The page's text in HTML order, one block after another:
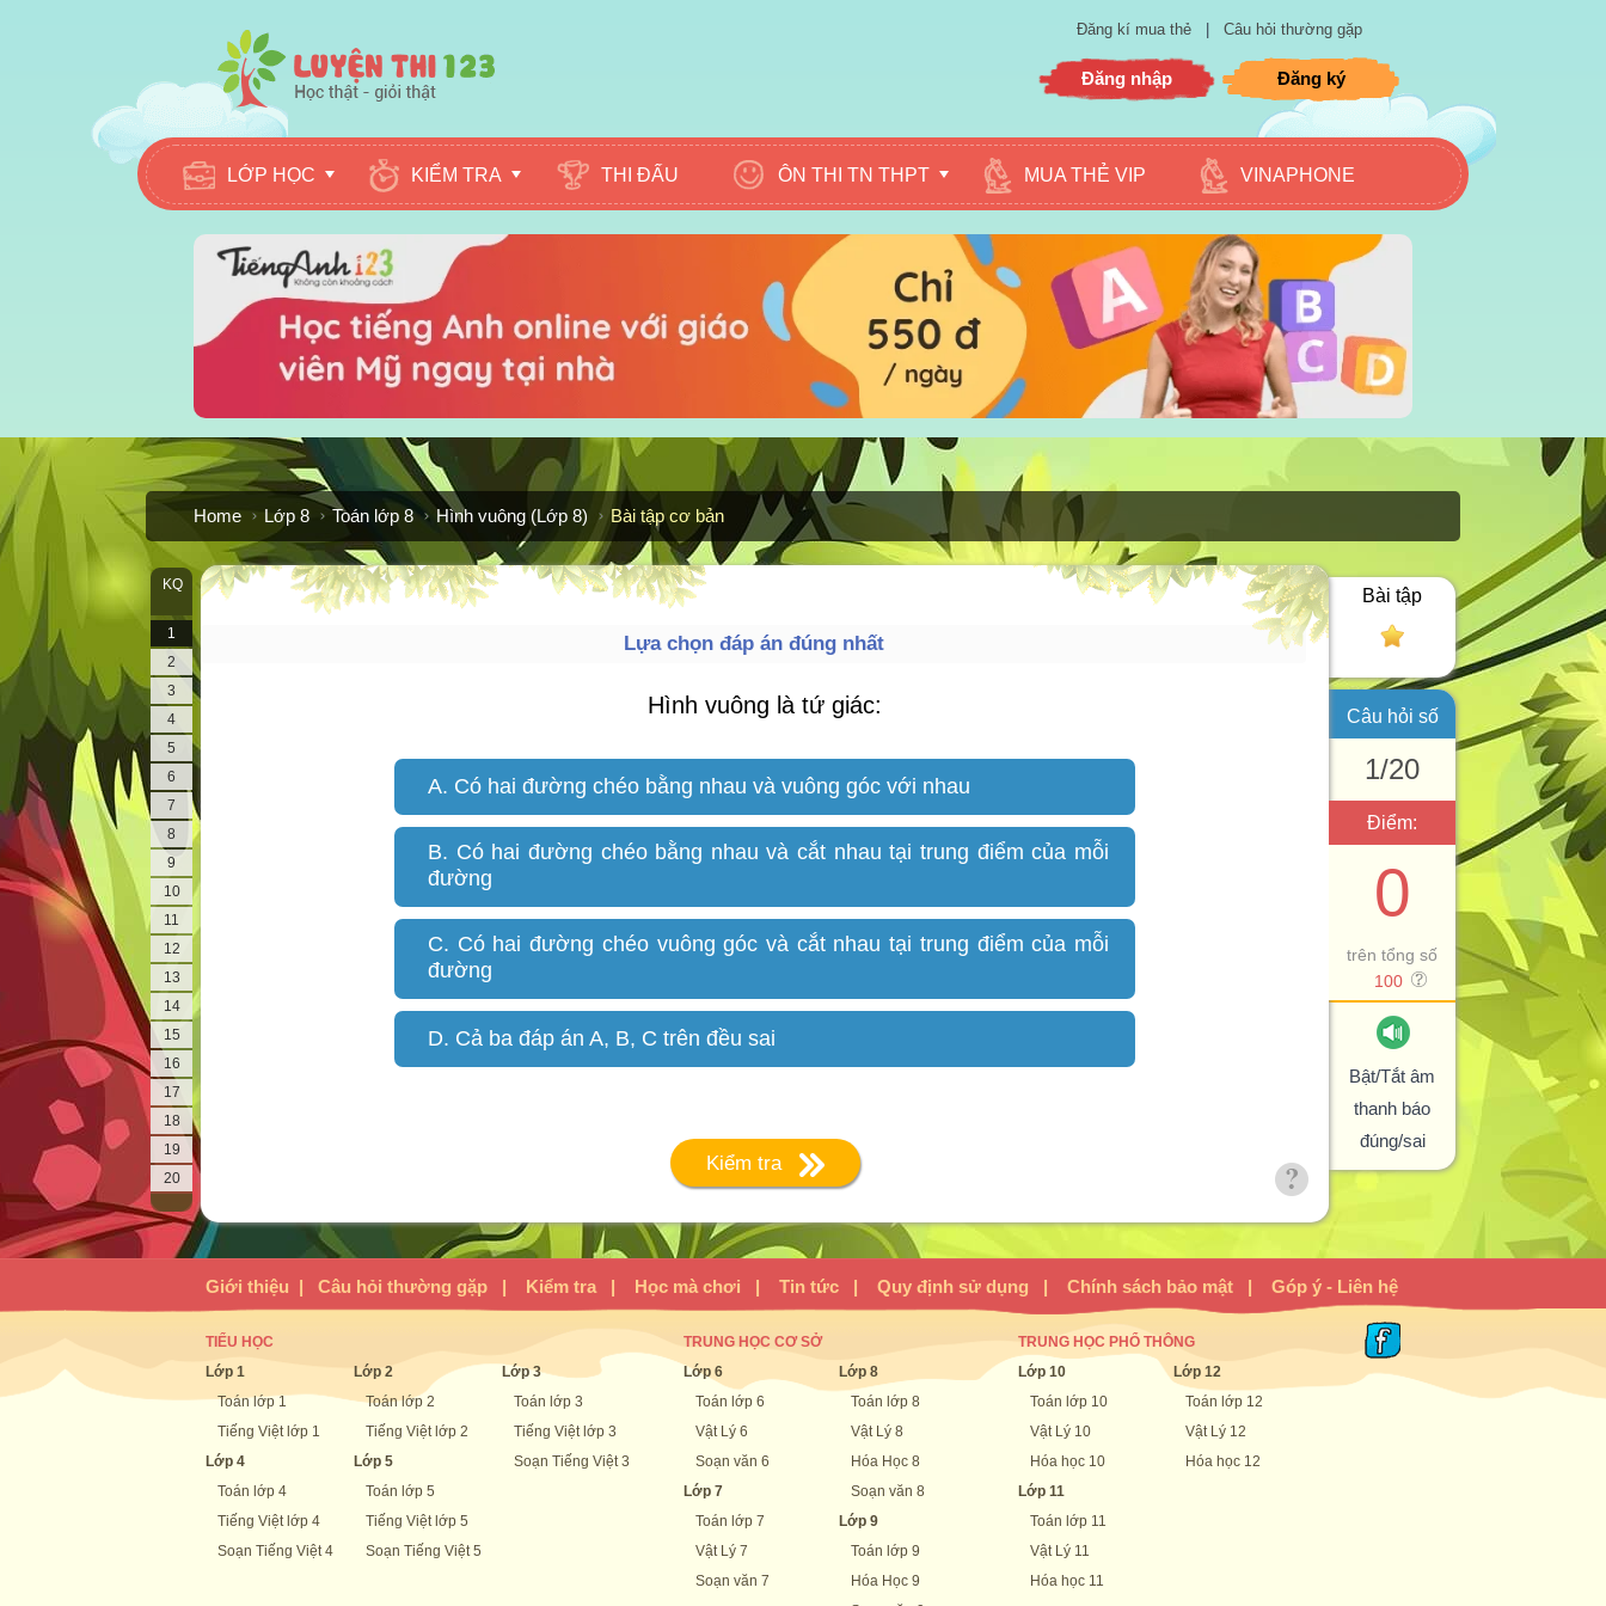
Đăng kí mua thẻ Câu hỏi thường gặp
Đăng nhập Đăng ký
LỚP HỌC KIỂM TRA THI ĐẤU ÔN THI TN THPT MUA THẺ VIP VINAPHONE
Home Lớp 8 Toán lớp 8 Hình vuông (Lớp 8) Bài tập cơ bản
KQ
1
2
3
4
5
6
7
8
9
10
11
12
13
14
15
16
17
18
19
20
Lựa chọn đáp án đúng nhất
Hình vuông là tứ giác:
A. Có hai đường chéo bằng nhau và vuông góc với nhau
B. Có hai đường chéo bằng nhau và cắt nhau tại trung điểm của mỗi
đường
C. Có hai đường chéo vuông góc và cắt nhau tại trung điểm của mỗi
đường
D. Cả ba đáp án A, B, C trên đều sai
Lựa chọn đáp án đúng nhất
Hình thoi có ________ là hình vuông.
Cần điền vào chỗ trống là:
A. Hai đường chéo bằng nhau
B. Một đường chéo là phân giác của một góc
C. Hai đường chéo cắt nhau tại trung điểm của mỗi đường
Lựa chọn đáp án đúng nhất
Hình vuông có mấy trục đối xứng?
B. 3 D. 1
thành viên VIP mới được làm tiếp bài này !
Đăng ký thành viên VIP
Kiểm tra
Bài tập
Câu hỏi số
1/20
Điểm:
0
trên tổng số
100
Bật/Tắt âm
thanh báo
đúng/sai
Giới thiệu | Câu hỏi thường gặp | Kiểm tra | Học mà chơi | Tin tức | Quy định sử dụng | Chính sách bảo mật | Góp ý - Liên hệ
TIỂU HỌC
Lớp 1
Toán lớp 1
Tiếng Việt lớp 1
Lớp 4
Toán lớp 4
Tiếng Việt lớp 4
Soạn Tiếng Việt 4
Lớp 2
Toán lớp 2
Tiếng Việt lớp 2
Lớp 5
Toán lớp 5
Tiếng Việt lớp 5
Soạn Tiếng Việt 5
Lớp 3
Toán lớp 3
Tiếng Việt lớp 3
Soạn Tiếng Việt 3
TRUNG HỌC CƠ SỞ
Lớp 6
Toán lớp 6
Vật Lý 6
Soạn văn 6
Lớp 7
Toán lớp 7
Vật Lý 7
Soạn văn 7
Lớp 8
Toán lớp 8
Vật Lý 8
Hóa Học 8
Soạn văn 8
Lớp 9
Toán lớp 9
Hóa Học 9
TRUNG HỌC PHỔ THÔNG
Lớp 10
Toán lớp 10
Vật Lý 10
Hóa học 10
Lớp 11
Toán lớp 11
Vật Lý 11
Hóa học 11
Lớp 12
Toán lớp 12
Vật Lý 12
Hóa học 12